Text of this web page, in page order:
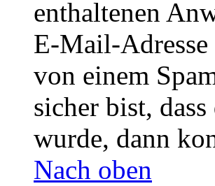
enthaltenen
E-Mail-
von einem
sicher bist,
wurde, dann
Nach oben